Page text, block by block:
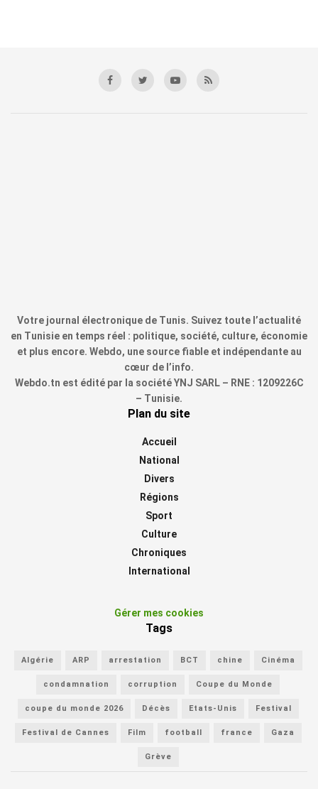
Votre journal électronique de Tunis. Suivez toute l’actualité
en Tunisie en temps réel : politique, société, culture, économie
et plus encore. Webdo, une source fiable et indépendante au
cœur de l’info.
Webdo.tn est édité par la société YNJ SARL – RNE : 1209226C
– Tunisie.
Plan du site
Accueil
National
Divers
Régions
Sport
Culture
Chroniques
International
Gérer mes cookies
Tags
Algérie ARP arrestation BCT chine Cinéma
condamnation corruption Coupe du Monde
coupe du monde 2026 Décès Etats-Unis Festival
Festival de Cannes Film football france Gaza
Grève